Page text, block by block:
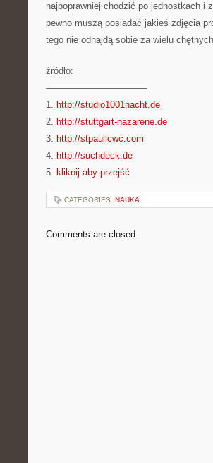
najpoprawniej chodzić po jednostkach i
pewno muszą posiadać jakieś zdjęcia
tego nie odnajdą sobie za wielu
źródło:
———————————
1. http://studio1001nacht.de
2. http://stuttgart-nazarene.de
3. http://stpaullcwc.com
4. http://suchdeck.de
5. kliknij aby przejść
CATEGORIES: NAUKA
Comments are closed.